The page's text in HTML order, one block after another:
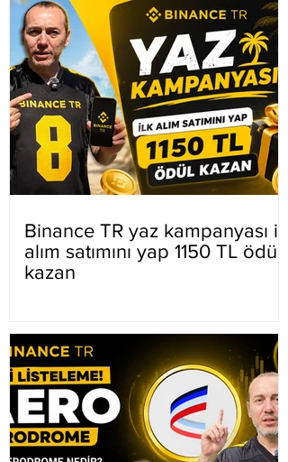
Binance TR yaz kampanyası ilk
alım satımını yap 1150 TL ödül
kazan